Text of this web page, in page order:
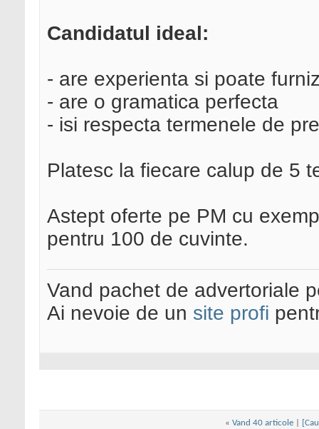
Candidatul ideal:
- are experienta si poate
- are o gramatica perfecta
- isi respecta termenele de
Platesc la fiecare calup de 5
Astept oferte pe PM cu
pentru 100 de cuvinte.
Vand pachet de advertoriale
Ai nevoie de un site profi
« Vand 40 articole|